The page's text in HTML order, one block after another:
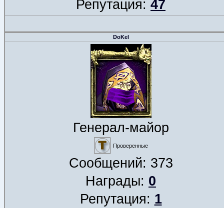
Репутация: 47
DoKel
Генерал-майор
Проверенные
Сообщений: 373
Награды: 0
Репутация: 1